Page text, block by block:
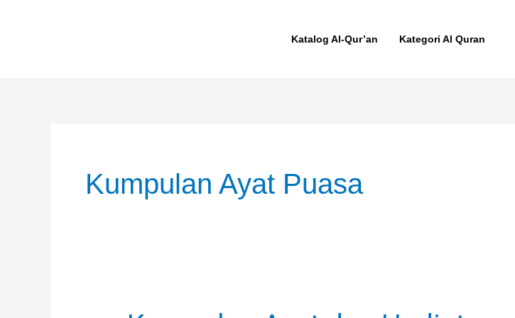
Katalog Al-Qur’an Kategori Al Quran
Kumpulan Ayat Puasa